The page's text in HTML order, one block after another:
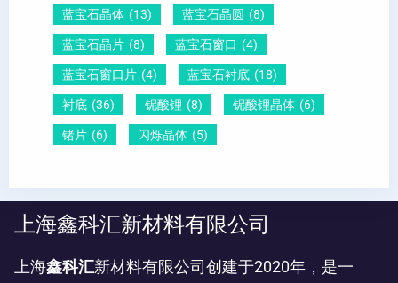
蓝宝石晶体 (13) 蓝宝石晶圆 (8)
蓝宝石晶片 (8) 蓝宝石窗口 (4)
蓝宝石窗口片 (4) 蓝宝石衬底 (18)
衬底 (36) 铌酸锂 (8) 铌酸锂晶体 (6)
锗片 (6) 闪烁晶体 (5)
上海鑫科汇新材料有限公司
上海鑫科汇新材料有限公司创建于2020年，是一